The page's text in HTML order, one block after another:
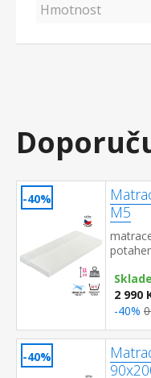
Hmotnost
-40%
M5
pro
2 990
-40%
-40%